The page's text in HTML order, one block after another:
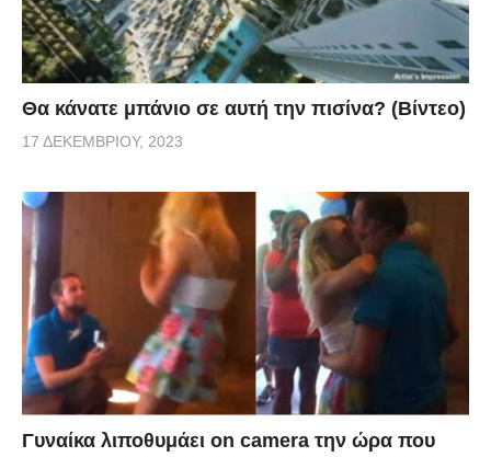
Θα κάνατε μπάνιο σε αυτή την πισίνα? (Βίντεο)
17 ΔΕΚΕΜΒΡΊΟΥ, 2023
Γυναίκα λιποθυμάει on camera την ώρα που